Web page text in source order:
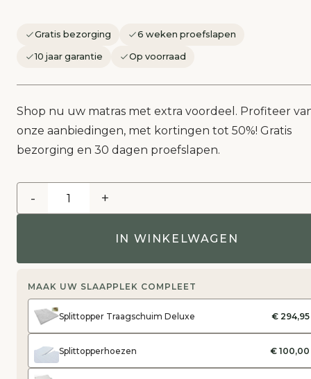
Gratis bezorging 6 weken proefslapen
10 jaar garantie Op voorraad
Shop nu uw matras met extra voordeel. Profiteer
onze aanbiedingen, met kortingen tot 50%! Gratis
bezorging en 30 dagen proefslapen.
- +
IN WINKELWAGEN
MAAK UW SLAAPPLEK COMPLEET
Splittopper Traagschuim Deluxe € 294,95
Splittopperhoezen € 100,00